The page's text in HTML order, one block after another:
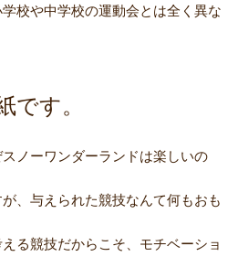
校や中学校の運動会とは全く異な
です。
ノーワンダーランドは楽しいの
、与えられた競技なんて何もおも
る競技だからこそ、モチベーショ